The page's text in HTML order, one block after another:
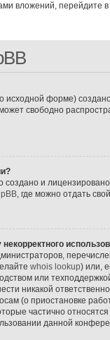
вложений,
исходной форме)
свободно
и
, где можно отдать
whois lookup) или,
или
никакой
(о приостановке
частично
данной